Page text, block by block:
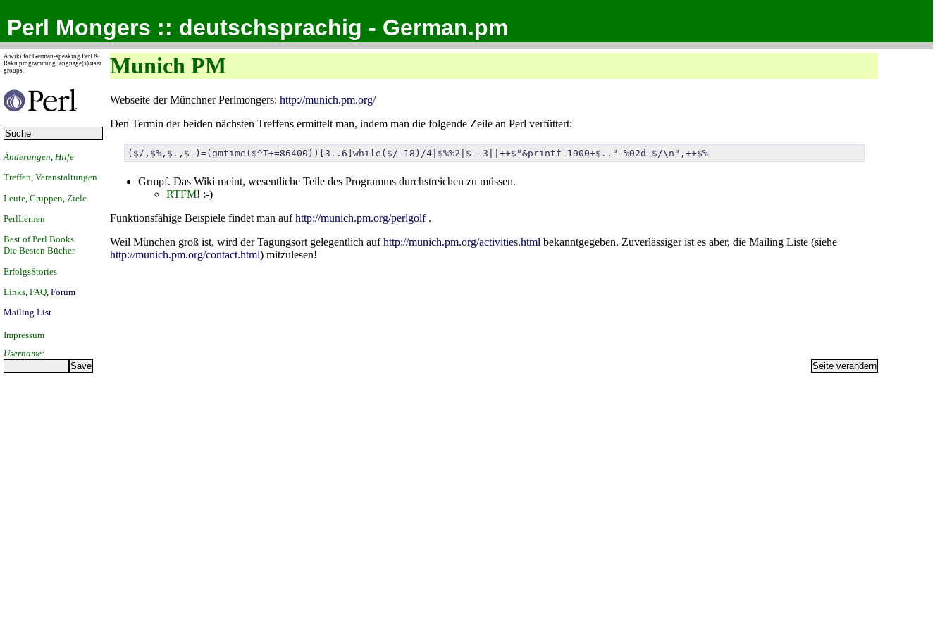
Perl Mongers :: deutschsprachig - German.pm
A wiki for German-speaking Perl &
Raku programming language(s) user
groups.
Änderungen Hilfe
Treffen, Veranstaltungen
Leute Gruppen Ziele
PerlLernen
Best of Perl Books
Die Besten Bücher
ErfolgsStories
Links FAQ Forum
Mailing List
Impressum
Munich PM
Webseite der Münchner Perlmongers: http://munich.pm.org/
Den Termin der beiden nächsten Treffens ermittelt man, indem man die folgende Zeile an Perl verfüttert:
($/,$%,$.,$-)=(gmtime($^T+=86400))[3..6]while($/-18)/4|$%%2|$--3||++$"&printf 1900+$.."-%02d-$/\n",++$%
Grmpf. Das Wiki meint, wesentliche Teile des Programms durchstreichen zu müssen.
RTFM! :-)
Funktionsfähige Beispiele findet man aufhttp://munich.pm.org/perlgolf.
Weil München groß ist, wird der Tagungsort gelegentlich aufhttp://munich.pm.org/activities.html bekanntgegeben. Zuverlässiger ist es aber, die Mailing Liste (siehe
http://munich.pm.org/contact.html) mitzulesen!
Username: